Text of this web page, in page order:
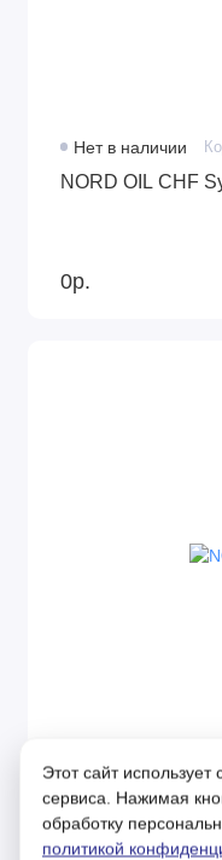
Нет в наличии
NORD OIL
0р.
Нет в наличии
NORD OIL PSF 1л
Этот сайт
сервиса. Нажимая
обработку
политикой